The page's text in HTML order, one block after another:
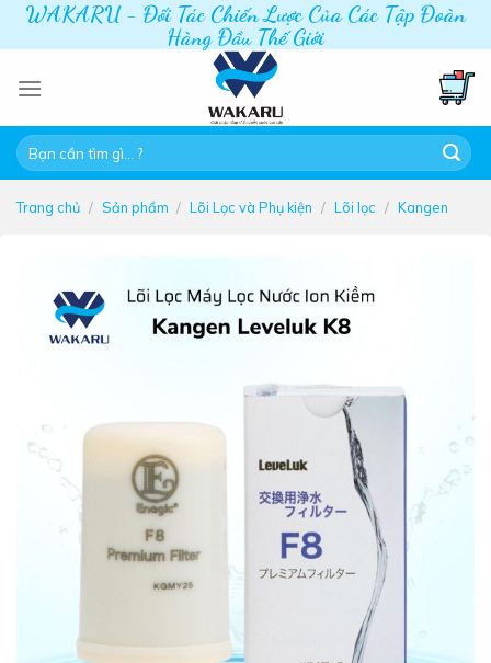
SkipWAKARU - Đối Tác Chiến Lược Của Các Tập Đoàn
Hàng Đầu Thế Giới
Tìm
kiếm:
Trang chủ / Sản phẩm / Lõi Lọc và Phụ kiện / Lõi lọc / Kangen